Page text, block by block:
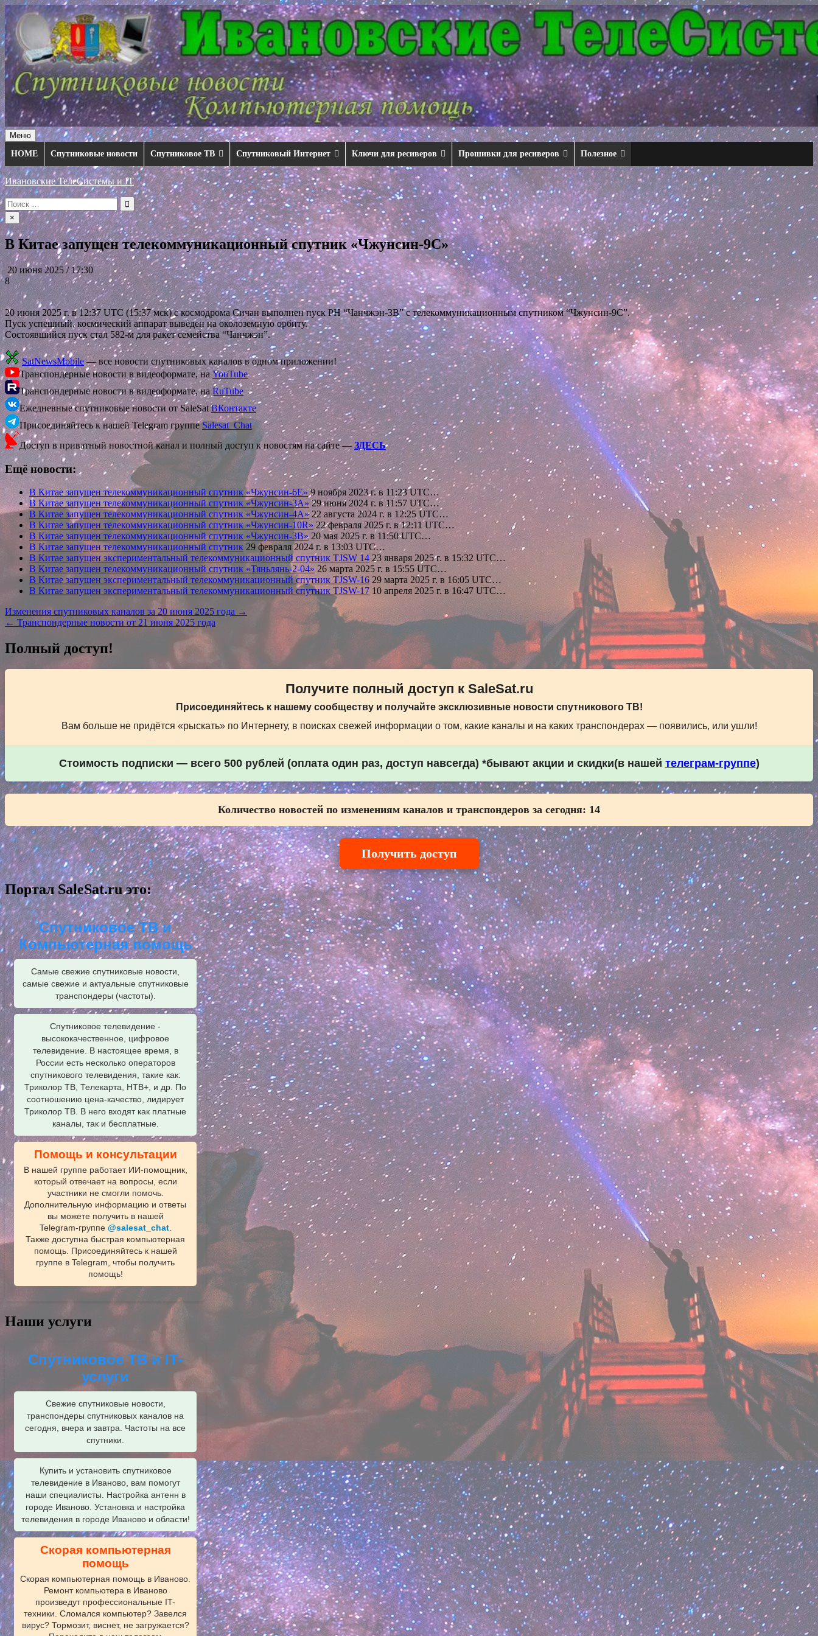
Перейти
к
содержимому
Меню
HOME
Спутниковые новости Спутниковое ТВ Спутниковый Интернет Ключи для ресиверов Прошивки для ресиверов Полезное
Ивановские ТелеСистемы и IT
Искать:
×
В Китае запущен телекоммуникационный спутник «Чжунсин-9С»
20 июня 2025 / 17:30
8
20 июня 2025 г. в 12:37 UTC (15:37 мск) с космодрома Сичан выполнен пуск РН “Чанчжэн-3В” с телекоммуникационным спутником “Чжунсин-9С”.
Пуск успешный, космический аппарат выведен на околоземную орбиту.
Состоявшийся пуск стал 582-м для ракет семейства “Чанчжэн”.
SatNewsMobile— все новости спутниковых каналов в одном приложении!
Транспондерные новости в видеоформате, наYouTube
Транспондерные новости в видеоформате, на RuTube
Ежедневные спутниковые новости от SaleSatВКонтакте
Присоединяйтесь к нашей Telegram группеSalesat_Chat
Доступ в приватный новостной канал и полный доступ к новостям на сайте — ЗДЕСЬ
Ещё новости:
В Китае запущен телекоммуникационный спутник «Чжунсин-6Е»9 ноября 2023 г. в 11:23 UTC…
В Китае запущен телекоммуникационный спутник «Чжунсин-3А» 29 июня 2024 г. в 11:57 UTC…
В Китае запущен телекоммуникационный спутник «Чжунсин-4А» 22 августа 2024 г. в 12:25 UTC…
В Китае запущен телекоммуникационный спутник «Чжунсин-10R» 22 февраля 2025 г. в 12:11 UTC…
В Китае запущен телекоммуникационный спутник «Чжунсин-3В»20 мая 2025 г. в 11:50 UTC…
В Китае запущен телекоммуникационный спутник 29 февраля 2024 г. в 13:03 UTC…
В Китае запущен экспериментальный телекоммуникационный спутник TJSW 14 23 января 2025 г. в 15:32 UTC…
В Китае запущен телекоммуникационный спутник «Тяньлянь-2-04» 26 марта 2025 г. в 15:55 UTC…
В Китае запущен экспериментальный телекоммуникационный спутник TJSW-16 29 марта 2025 г. в 16:05 UTC…
В Китае запущен экспериментальный телекоммуникационный спутник TJSW-17 10 апреля 2025 г. в 16:47 UTC…
Навигация
по
записям
Изменения спутниковых каналов за 20 июня 2025 года →
← Транспондерные новости от 21 июня 2025 года
Полный доступ!
Получите полный доступ к SaleSat.ru
Присоединяйтесь к нашему сообществу и получайте эксклюзивные новости спутникового ТВ!
Вам больше не придётся «рыскать» по Интернету, в поисках свежей информации о том, какие каналы и на каких транспондерах — появились, или ушли!
Стоимость подписки — всего 500 рублей (оплата один раз, доступ навсегда) *бывают акции и скидки(в нашей телеграм-группе)
Количество новостей по изменениям каналов и транспондеров за сегодня: 14
Получить доступ
Портал SaleSat.ru это:
Спутниковое ТВ и
Компьютерная помощь
Самые свежие спутниковые новости,
самые свежие и актуальные спутниковые
транспондеры (частоты).
Спутниковое телевидение -
высококачественное, цифровое
телевидение. В настоящее время, в
России есть несколько операторов
спутникового телевидения, такие как:
Триколор ТВ, Телекарта, НТВ+, и др. По
соотношению цена-качество, лидирует
Триколор ТВ. В него входят как платные
каналы, так и бесплатные.
Помощь и консультации
В нашей группе работает ИИ‑помощник,
который отвечает на вопросы, если
участники не смогли помочь.
Дополнительную информацию и ответы
вы можете получить в нашей
Telegram‑группе @salesat_chat.
Также доступна быстрая компьютерная
помощь. Присоединяйтесь к нашей
группе в Telegram, чтобы получить
помощь!
Наши услуги
Спутниковое ТВ и IT-
услуги
Свежие спутниковые новости,
транспондеры спутниковых каналов на
сегодня, вчера и завтра. Частоты на все
спутники.
Купить и установить спутниковое
телевидение в Иваново, вам помогут
наши специалисты. Настройка антенн в
городе Иваново. Установка и настройка
телевидения в городе Иваново и области!
Скорая компьютерная
помощь
Скорая компьютерная помощь в Иваново.
Ремонт компьютера в Иваново
произведут профессиональные IT-
техники. Сломался компьютер? Завелся
вирус? Тормозит, виснет, не загружается?